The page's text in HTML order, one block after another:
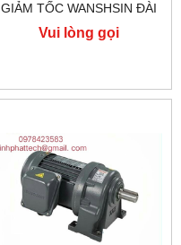
GIẢM TỐC WANSHSIN ĐÀI
LOAN GH40-2200-3S /
2.2KW 2200W 3HP
Vui lòng gọi